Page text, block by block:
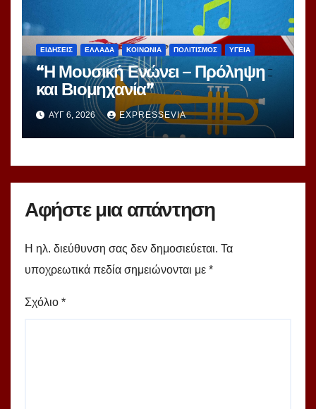
ΕΙΔΗΣΕΙΣ ΕΛΛΑΔΑ ΚΟΙΝΩΝΙΑ ΠΟΛΙΤΙΣΜΟΣ ΥΓΕΙΑ
“Η Μουσική Ενώνει – Πρόληψη
και Βιομηχανία”
ΑΥΓ 6, 2026 EXPRESSEVIA
Αφήστε μια απάντηση
Η ηλ. διεύθυνση σας δεν δημοσιεύεται. Τα
υποχρεωτικά πεδία σημειώνονται με *
Σχόλιο *